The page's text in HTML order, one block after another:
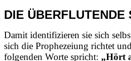
DIE ÜBERFLUTENDE
Damit identifizieren sie sich
sich die Prophezeiung richtet
folgenden Worte spricht: „Hört